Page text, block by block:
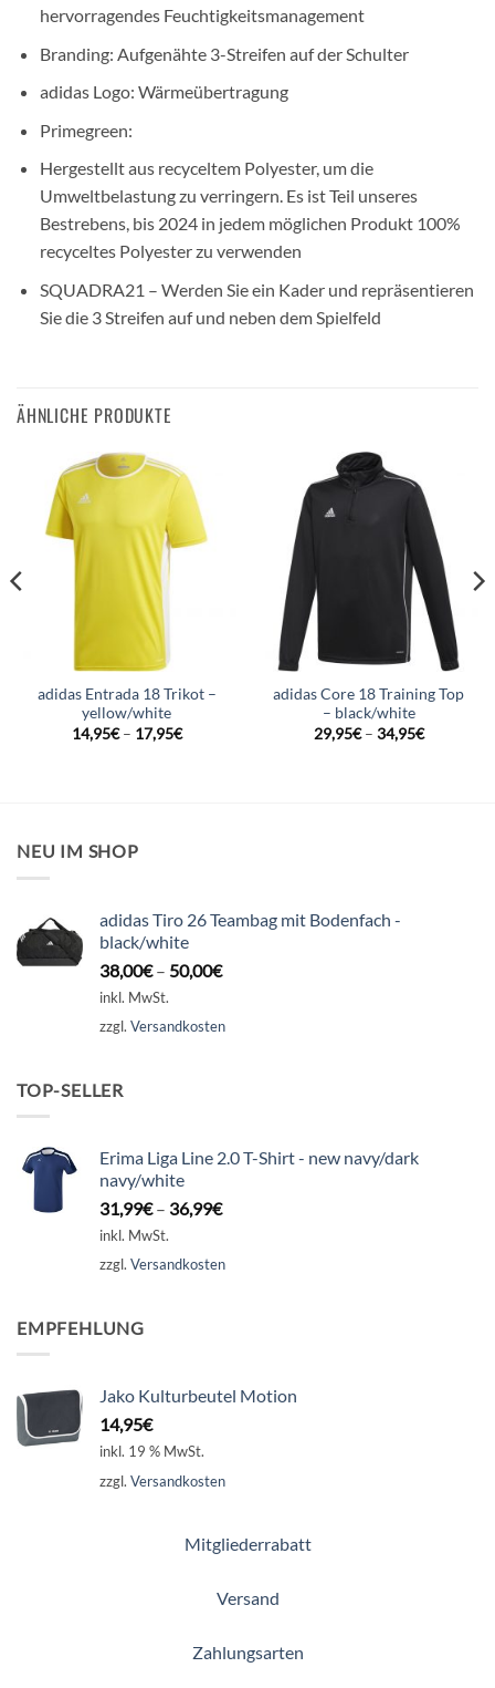
hervorragendes Feuchtigkeitsmanagement
Branding: Aufgenähte 3-Streifen auf der Schulter
adidas Logo: Wärmeübertragung
Primegreen:
Hergestellt aus recyceltem Polyester, um die
Umweltbelastung zu verringern. Es ist Teil unseres
Bestrebens, bis 2024 in jedem möglichen Produkt 100%
recyceltes Polyester zu verwenden
SQUADRA21 – Werden Sie ein Kader und repräsentieren
Sie die 3 Streifen auf und neben dem Spielfeld
ÄHNLICHE PRODUKTE
adidas Entrada 18 Trikot –
yellow/white
14,95€– 17,95€
adidas Core 18 Training Top
– black/white
29,95€– 34,95€
NEU IM SHOP
adidas Tiro 26 Teambag mit Bodenfach -
black/white
38,00€– 50,00€
inkl. MwSt.
zzgl. Versandkosten
TOP-SELLER
Erima Liga Line 2.0 T-Shirt - new navy/dark
navy/white
31,99€– 36,99€
inkl. MwSt.
zzgl. Versandkosten
EMPFEHLUNG
Jako Kulturbeutel Motion
14,95€
inkl. 19 % MwSt.
zzgl. Versandkosten
Mitgliederrabatt
Versand
Zahlungsarten